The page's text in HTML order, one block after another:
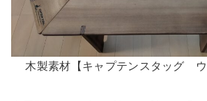
木製素材【キャプテンスタッグ ウ